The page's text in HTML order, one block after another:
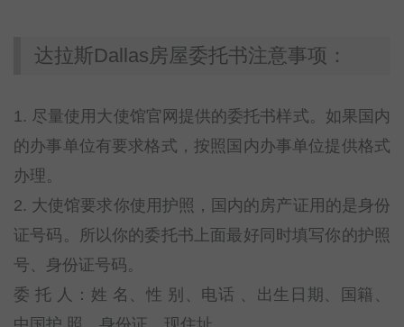
达拉斯Dallas房屋委托书注意事项：
1. 尽量使用大使馆官网提供的委托书样式。如果国内
的办事单位有要求格式，按照国内办事单位提供格式
办理。
2. 大使馆要求你使用护照，国内的房产证用的是身份
证号码。所以你的委托书上面最好同时填写你的护照
号、身份证号码。
委 托 人：姓 名、性 别、电话 、出生日期、国籍、